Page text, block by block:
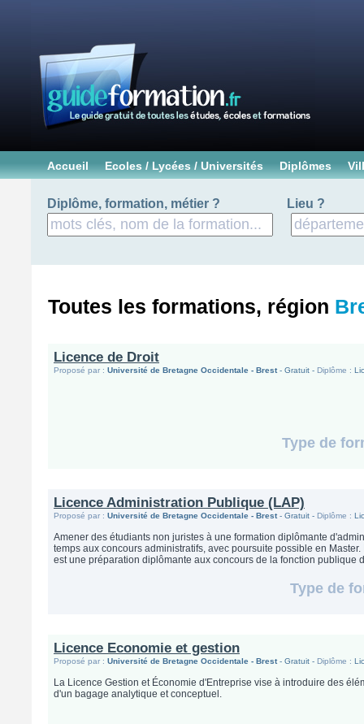
Accueil Ecoles / Lycées / Universités Diplômes
Diplôme, formation, métier ? Lieu ?
Toutes les formations, région
Licence de Droit
Proposé par : Université de Bretagne Occidentale - Brest- Gratuit - Diplôme :
Type de
Licence Administration Publique (LAP)
Proposé par : Université de Bretagne Occidentale - Brest- Gratuit - Diplôme :
Amener des étudiants non juristes à une formation diplômante
temps aux concours administratifs, avec poursuite possible en
est une préparation diplômante aux concours de la fonction publique
Type de
Licence Economie et gestion
Proposé par : Université de Bretagne Occidentale - Brest- Gratuit - Diplôme :
La Licence Gestion et Économie d'Entreprise vise à introduire des
d'un bagage analytique et conceptuel.